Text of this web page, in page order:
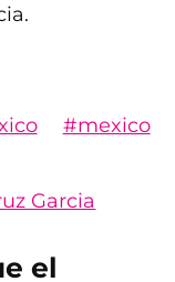
#mexico
Garcia
el